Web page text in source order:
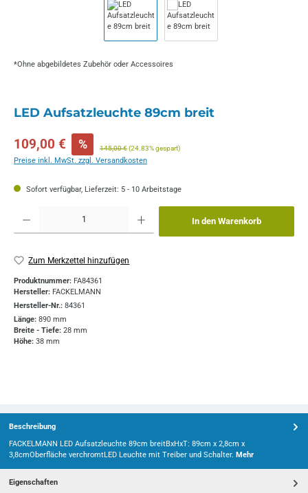
*Ohne abgebildetes Zubehör oder Accessoires
LED Aufsatzleuchte 89cm breit
Verkaufspreis:
109,00 € % Regulärer Preis:
145,00 €(24.83% gespart)
Preise inkl. MwSt. zzgl. Versandkosten
Sofort verfügbar, Lieferzeit: 5 - 10 Arbeitstage
Produkt Anzahl: Gib den gewünschten Wert ein oder benutze die Schaltflächen um
In den Warenkorb
Zum Merkzettel hinzufügen
Produktnummer: FA84361
Hersteller: FACKELMANN
Hersteller-Nr.: 84361
Länge: 890 mm
Breite - Tiefe: 28 mm
Höhe: 38 mm
Beschreibung
FACKELMANN LED Aufsatzleuchte 89cm breitBxHxT: 89cm x 2,8cm x
3,8cmOberfläche verchromtLED Leuchte mit Treiber und Schalter. Mehr
Eigenschaften